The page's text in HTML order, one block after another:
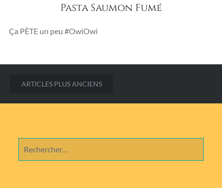
Pasta Saumon Fumé
Ça PÈTE un peu #OwiOwi
Navigation
des
ARTICLES PLUS ANCIENS